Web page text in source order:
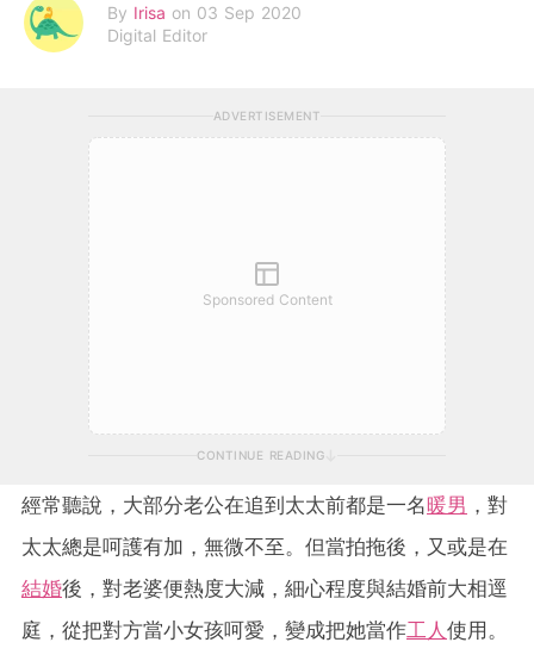
By Irisa on 03 Sep 2020
Digital Editor
ADVERTISEMENT
Sponsored Content
CONTINUE READING
經常聽說，大部分老公在追到太太前都是一名暖男 ，對
太太總是呵護有加，無微不至。但當拍拖後，又或是在
結婚後，對老婆便熱度大減，細心程度與結婚前大相逕
庭，從把對方當小女孩呵愛，變成把她當作工人 使用。